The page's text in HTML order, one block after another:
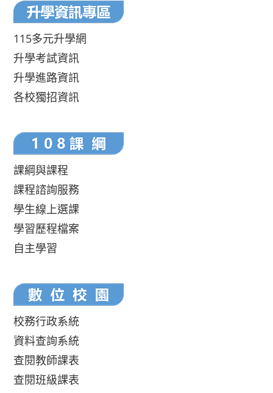
115多元升學網
升學考試資訊
升學進路資訊
各校獨招資訊
課綱與課程
課程諮詢服務
學生線上選課
學習歷程檔案
自主學習
校務行政系統
資料查詢系統
查閱教師課表
查閱班級課表